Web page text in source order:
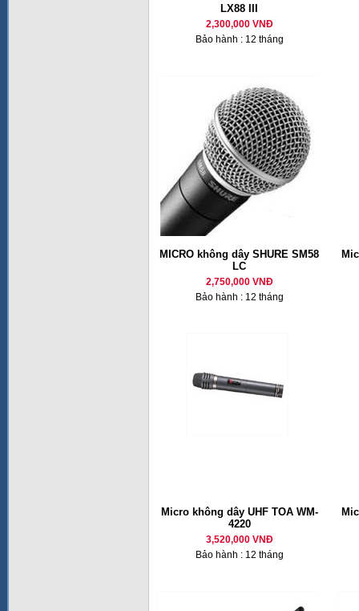
LX88 III
2,300,000 VNĐ
Bảo hành : 12 tháng
MICRO không dây SHURE SM58
LC
2,750,000 VNĐ
Bảo hành : 12 tháng
Micro không dây UHF TOA WM-
4220
3,520,000 VNĐ
Bảo hành : 12 tháng